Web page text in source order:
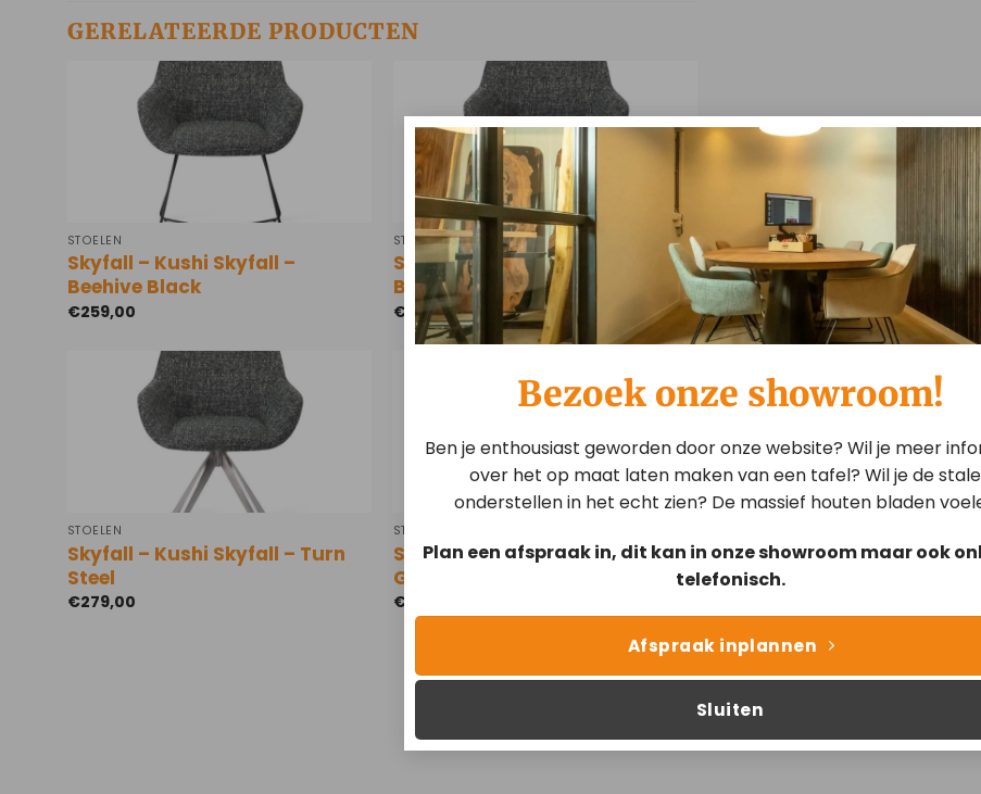
Bezoek onze showroom!
Ben je enthousiast geworden door onze website? Wil je meer
over het op maat laten maken van een tafel? Wil je de
onderstellen in het echt zien? De massief houten bladen
Plan een afspraak in, dit kan in onze showroom maar ook
telefonisch.
Afspraak inplannen
Sluiten
GERELATEERDE PRODUCTEN
STOELEN
Skyfall – Kushi Skyfall –
Beehive Black
€259,00
STOELEN
Skyfall – Kushi Skyfall – Cross
Black
€ 259,00
STOELEN
Skyfall – Kushi Skyfall – Turn
Steel
€279,00
STOELEN
Skyfall – Kushi Skyfall – Cross
Gold
€